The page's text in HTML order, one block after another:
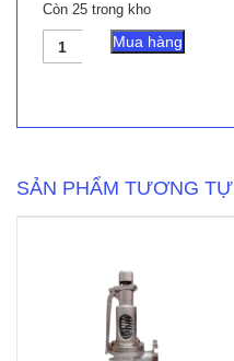
Còn 25 trong kho
Van
bi
HP
-
Mua hàng
SẢN PHẨM TƯƠNG TỰ